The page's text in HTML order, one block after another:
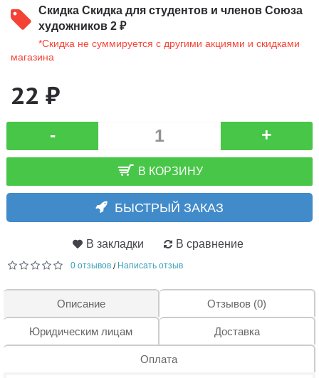
Скидка Скидка для студентов и членов Союза
художников 2 ₽
*Скидка не суммируется с другими акциями и скидками
магазина
22 ₽
- +
В КОРЗИНУ
БЫСТРЫЙ ЗАКАЗ
В закладки В сравнение
0 отзывов / Написать отзыв
Описание Отзывов (0)
Юридическим лицам Доставка
Оплата